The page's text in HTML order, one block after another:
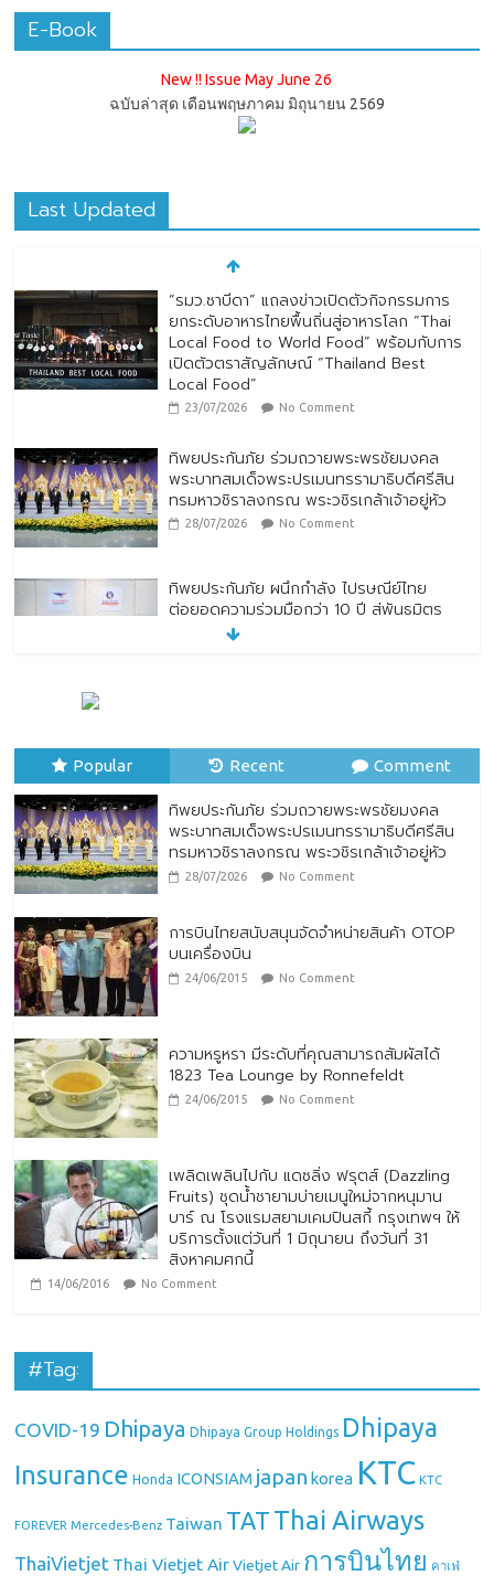
E-Book
New !! Issue May June 26
ฉบับล่าสุด เดือนพฤษภาคม มิถุนายน 2569
Last Updated
“รมว.ซาบีดา” แถลงข่าวเปิดตัวกิจกรรมการ
ยกระดับอาหารไทยพื้นถิ่นสู่อาหารโลก “Thai
Local Food to World Food” พร้อมกับการ
เปิดตัวตราสัญลักษณ์ “Thailand Best
Local Food”
23/07/2026 No Comment
ทิพยประกันภัย ร่วมถวายพระพรชัยมงคล
พระบาทสมเด็จพระปรเมนทรรามาธิบดีศรีสิน
ทรมหาวชิราลงกรณ พระวชิรเกล้าเจ้าอยู่หัว
28/07/2026 No Comment
ทิพยประกันภัย ผนึกกำลัง ไปรษณีย์ไทย
ต่อยอดความร่วมมือกว่า 10 ปี สู่พันธมิตร
เชิงกลยุทธ์ ยกระดับบริการดิจิทัลและการเข้า
24/07/2026 No Comment
Popular Recent Comment
ทิพยประกันภัย ร่วมถวายพระพรชัยมงคล
พระบาทสมเด็จพระปรเมนทรรามาธิบดีศรีสิน
ทรมหาวชิราลงกรณ พระวชิรเกล้าเจ้าอยู่หัว
28/07/2026 No Comment
การบินไทยสนับสนุนจัดจำหน่ายสินค้า OTOP
บนเครื่องบิน
24/06/2015 No Comment
ความหรูหรา มีระดับที่คุณสามารถสัมผัสได้
1823 Tea Lounge by Ronnefeldt
24/06/2015 No Comment
เพลิดเพลินไปกับ แดซลิ่ง ฟรุตส์ (Dazzling
Fruits) ชุดน้ำชายามบ่ายเมนูใหม่จากหนุมาน
บาร์ ณ โรงแรมสยามเคมปินสกี้ กรุงเทพฯ ให้
บริการตั้งแต่วันที่ 1 มิถุนายน ถึงวันที่ 31
สิงหาคมศกนี้
14/06/2016 No Comment
#Tag:
COVID-19 Dhipaya Dhipaya Group Holdings Dhipaya
Insurance Honda ICONSIAM japan korea KTC KTC
FOREVER Mercedes-Benz Taiwan TAT Thai Airways
ThaiVietjet Thai Vietjet Air Vietjet Air การบินไทย คาเฟ่